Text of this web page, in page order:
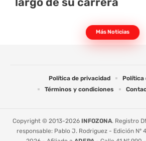
Más Noticias
Política de privacidad
Política
Términos y condiciones
Copyright © 2013-2026 INFOZONA. Registro
responsable: Pablo J. Rodriguez - Edición Nº